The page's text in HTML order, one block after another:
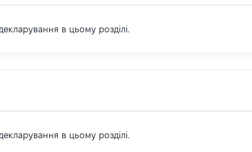
в цьому розділі.
в цьому розділі.